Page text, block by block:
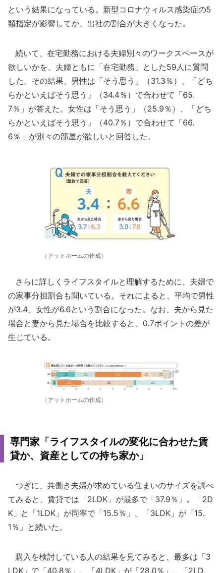
という結果になっている。新型コロナウィルス感染症の5
類指定が影響してか、出社の割合が大きくなった。
続いて、在宅勤務における夫婦別々のワークスペースが
欲しいかを、夫婦ともに「在宅勤務」とした59人に質問
した。その結果、男性は「そう思う」（31.3％）、「どち
らかといえばそう思う」（34.4％）で合わせて「65.
7％」が答えた。女性は「そう思う」（25.9％）、「どち
らかといえばそう思う」（40.7％）で合わせて「66.
6％」が別々の部屋が欲しいと回答した。
（アットホームの作成）
さらに詳しくライフスタイルと理解するために、夫婦で
の家事分担割合も聞いている。それによると、平均で男性
が3.4、女性が6.6という割合になった。なお、夫から見た
場合と妻から見た場合を比較すると、0.7ポイントの差が
生じている。
（アットホームの作成）
専門家「ライフスタイルの変化に合わせた賃
貸か、資産としての持ち家か」
つぎに、共働き夫婦が求めている住まいのサイズを調べ
てみると、賃貸では「2LDK」が最多で「37.9％」。「2D
K」と「1LDK」が同率で「15.5％」、「3LDK」が「15.
1％」と続いた。
購入を検討している人の結果を見てみると、最多は「3
LDK」で「40.8％」、「4LDK」が「28.0％」、「2LD